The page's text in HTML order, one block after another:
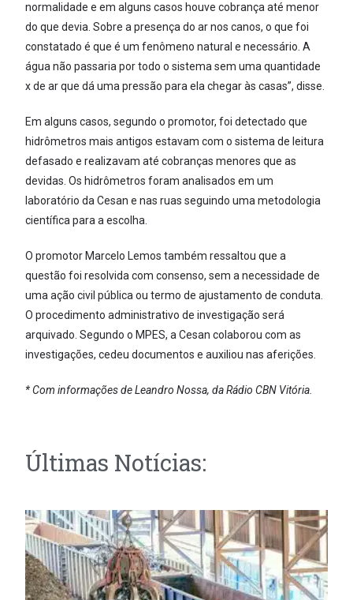
normalidade e em alguns casos houve cobrança até menor
do que devia. Sobre a presença do ar nos canos, o que foi
constatado é que é um fenômeno natural e necessário. A
água não passaria por todo o sistema sem uma quantidade
x de ar que dá uma pressão para ela chegar às casas”, disse.
Em alguns casos, segundo o promotor, foi detectado que
hidrômetros mais antigos estavam com o sistema de leitura
defasado e realizavam até cobranças menores que as
devidas. Os hidrômetros foram analisados em um
laboratório da Cesan e nas ruas seguindo uma metodologia
científica para a escolha.
O promotor Marcelo Lemos também ressaltou que a
questão foi resolvida com consenso, sem a necessidade de
uma ação civil pública ou termo de ajustamento de conduta.
O procedimento administrativo de investigação será
arquivado. Segundo o MPES, a Cesan colaborou com as
investigações, cedeu documentos e auxiliou nas aferições.
* Com informações de Leandro Nossa, da Rádio CBN Vitória.
Últimas Notícias: